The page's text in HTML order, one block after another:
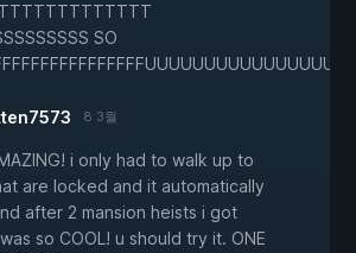
SO
8 3월
i only had to walk up to
are locked and it automatically
after 2 mansion heists i got
so COOL! u should try it. ONE